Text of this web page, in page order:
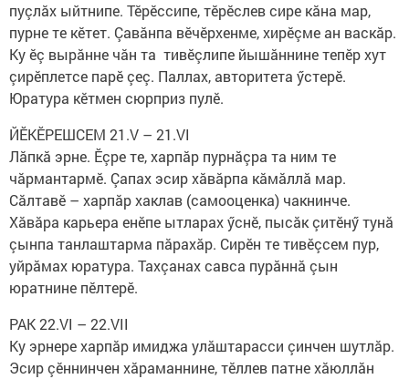
пуçлăх ыйтнипе. Тӗрӗссипе, тӗрӗслев сире кăна мар,
пурне те кӗтет. Çавăнпа вӗчӗрхенме, хирӗçме ан васкăр.
Ку ӗç вырăнне чăн та тивӗçлипе йышăннине тепӗр хут
çирӗплетсе парӗ çеç. Паллах, авторитета ӳстерӗ.
Юратура кӗтмен сюрприз пулӗ.
ЙӖКӖРЕШСЕМ 21.V – 21.VI
Лăпкă эрне. Ӗçре те, харпăр пурнăçра та ним те
чăрмантармӗ. Çапах эсир хăвăрпа кăмăллă мар.
Сăлтавӗ – харпăр хаклав (самооценка) чакнинче.
Хăвăра карьера енӗпе ытларах ӳснӗ, пысăк çитӗнӳ тунă
çынпа танлаштарма пăрахăр. Сирӗн те тивӗçсем пур,
уйрăмах юратура. Тахçанах савса пурăннă çын
юратнине пӗлтерӗ.
РАК 22.VI – 22.VII
Ку эрнере харпăр имиджа улăштарасси çинчен шутлăр.
Эсир çӗннинчен хăраманнине, тӗллев патне хăюллăн